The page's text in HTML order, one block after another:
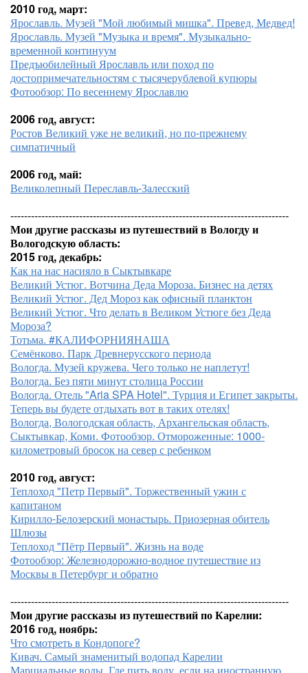
2010 год, март:
Ярославль. Музей "Мой любимый мишка". Превед, Медвед!
Ярославль. Музей "Музыка и время". Музыкально-
временной континуум
Предъюбилейный Ярославль или поход по
достопримечательностям с тысячерублевой купюры
Фотообзор: По весеннему Ярославлю
2006 год, август:
Ростов Великий уже не великий, но по-прежнему
симпатичный
2006 год, май:
Великолепный Переславль-Залесский
---------------------------------------------------------------------------------
Мои другие рассказы из путешествий в Вологду и
Вологодскую область:
2015 год, декабрь:
Как на нас насияло в Сыктывкаре
Великий Устюг. Вотчина Деда Мороза. Бизнес на детях
Великий Устюг. Дед Мороз как офисный планктон
Великий Устюг. Что делать в Великом Устюге без Деда
Мороза?
Тотьма. #КАЛИФОРНИЯНАША
Семёнково. Парк Древнерусского периода
Вологда. Музей кружева. Чего только не наплетут!
Вологда. Без пяти минут столица России
Вологда. Отель "Aria SPA Hotel". Турция и Египет закрыты.
Теперь вы будете отдыхать вот в таких отелях!
Вологда, Вологодская область, Архангельская область,
Сыктывкар, Коми. Фотообзор. Отмороженные: 1000-
километровый бросок на север с ребенком
2010 год, август:
Теплоход "Петр Первый". Торжественный ужин с
капитаном
Кирилло-Белозерский монастырь. Приозерная обитель
Шлюзы
Теплоход "Пётр Первый". Жизнь на воде
Фотообзор: Железнодорожно-водное путешествие из
Москвы в Петербург и обратно
---------------------------------------------------------------------------------
Мои другие рассказы из путешествий по Карелии:
2016 год, ноябрь:
Что смотреть в Кондопоге?
Кивач. Самый знаменитый водопад Карелии